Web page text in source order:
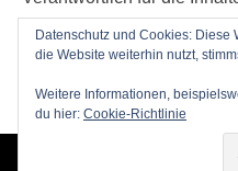
Ziegelacker 20, D-63599
post@radioblog.eu
Technik und
Datenschutz und Cookies: Diese
die Website weiterhin nutzt,
Weitere Informationen,
du hier: Cookie-Richtlinie